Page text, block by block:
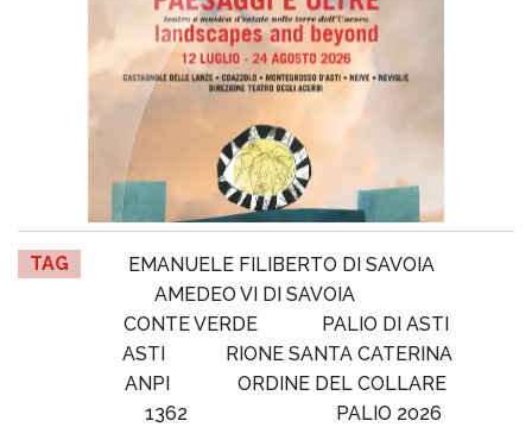
TAG
EMANUELE FILIBERTO DI SAVOIA
AMEDEO VI DI SAVOIA
CONTE VERDE
PALIO DI ASTI
ASTI
RIONE SANTA CATERINA
ANPI
ORDINE DEL COLLARE
1362
PALIO 2026